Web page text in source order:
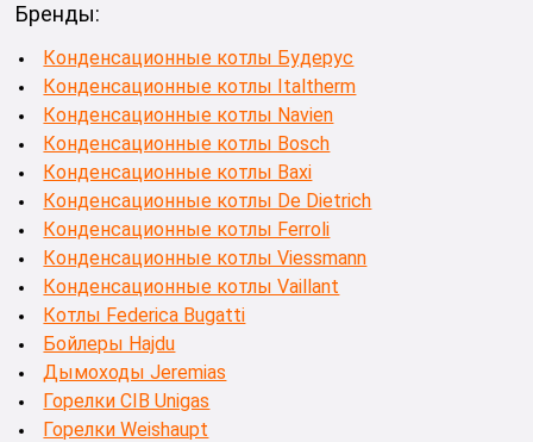
Бренды:
Конденсационные котлы Будерус
Конденсационные котлы Italtherm
Конденсационные котлы Navien
Конденсационные котлы Bosch
Конденсационные котлы Baxi
Конденсационные котлы De Dietrich
Конденсационные котлы Ferroli
Конденсационные котлы Viessmann
Конденсационные котлы Vaillant
Котлы Federica Bugatti
Бойлеры Hajdu
Дымоходы Jeremias
Горелки CIB Unigas
Горелки Weishaupt